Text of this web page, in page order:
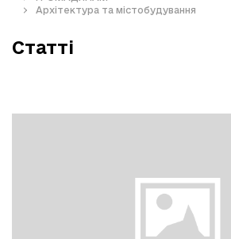
Архітектура та містобудування
Статті